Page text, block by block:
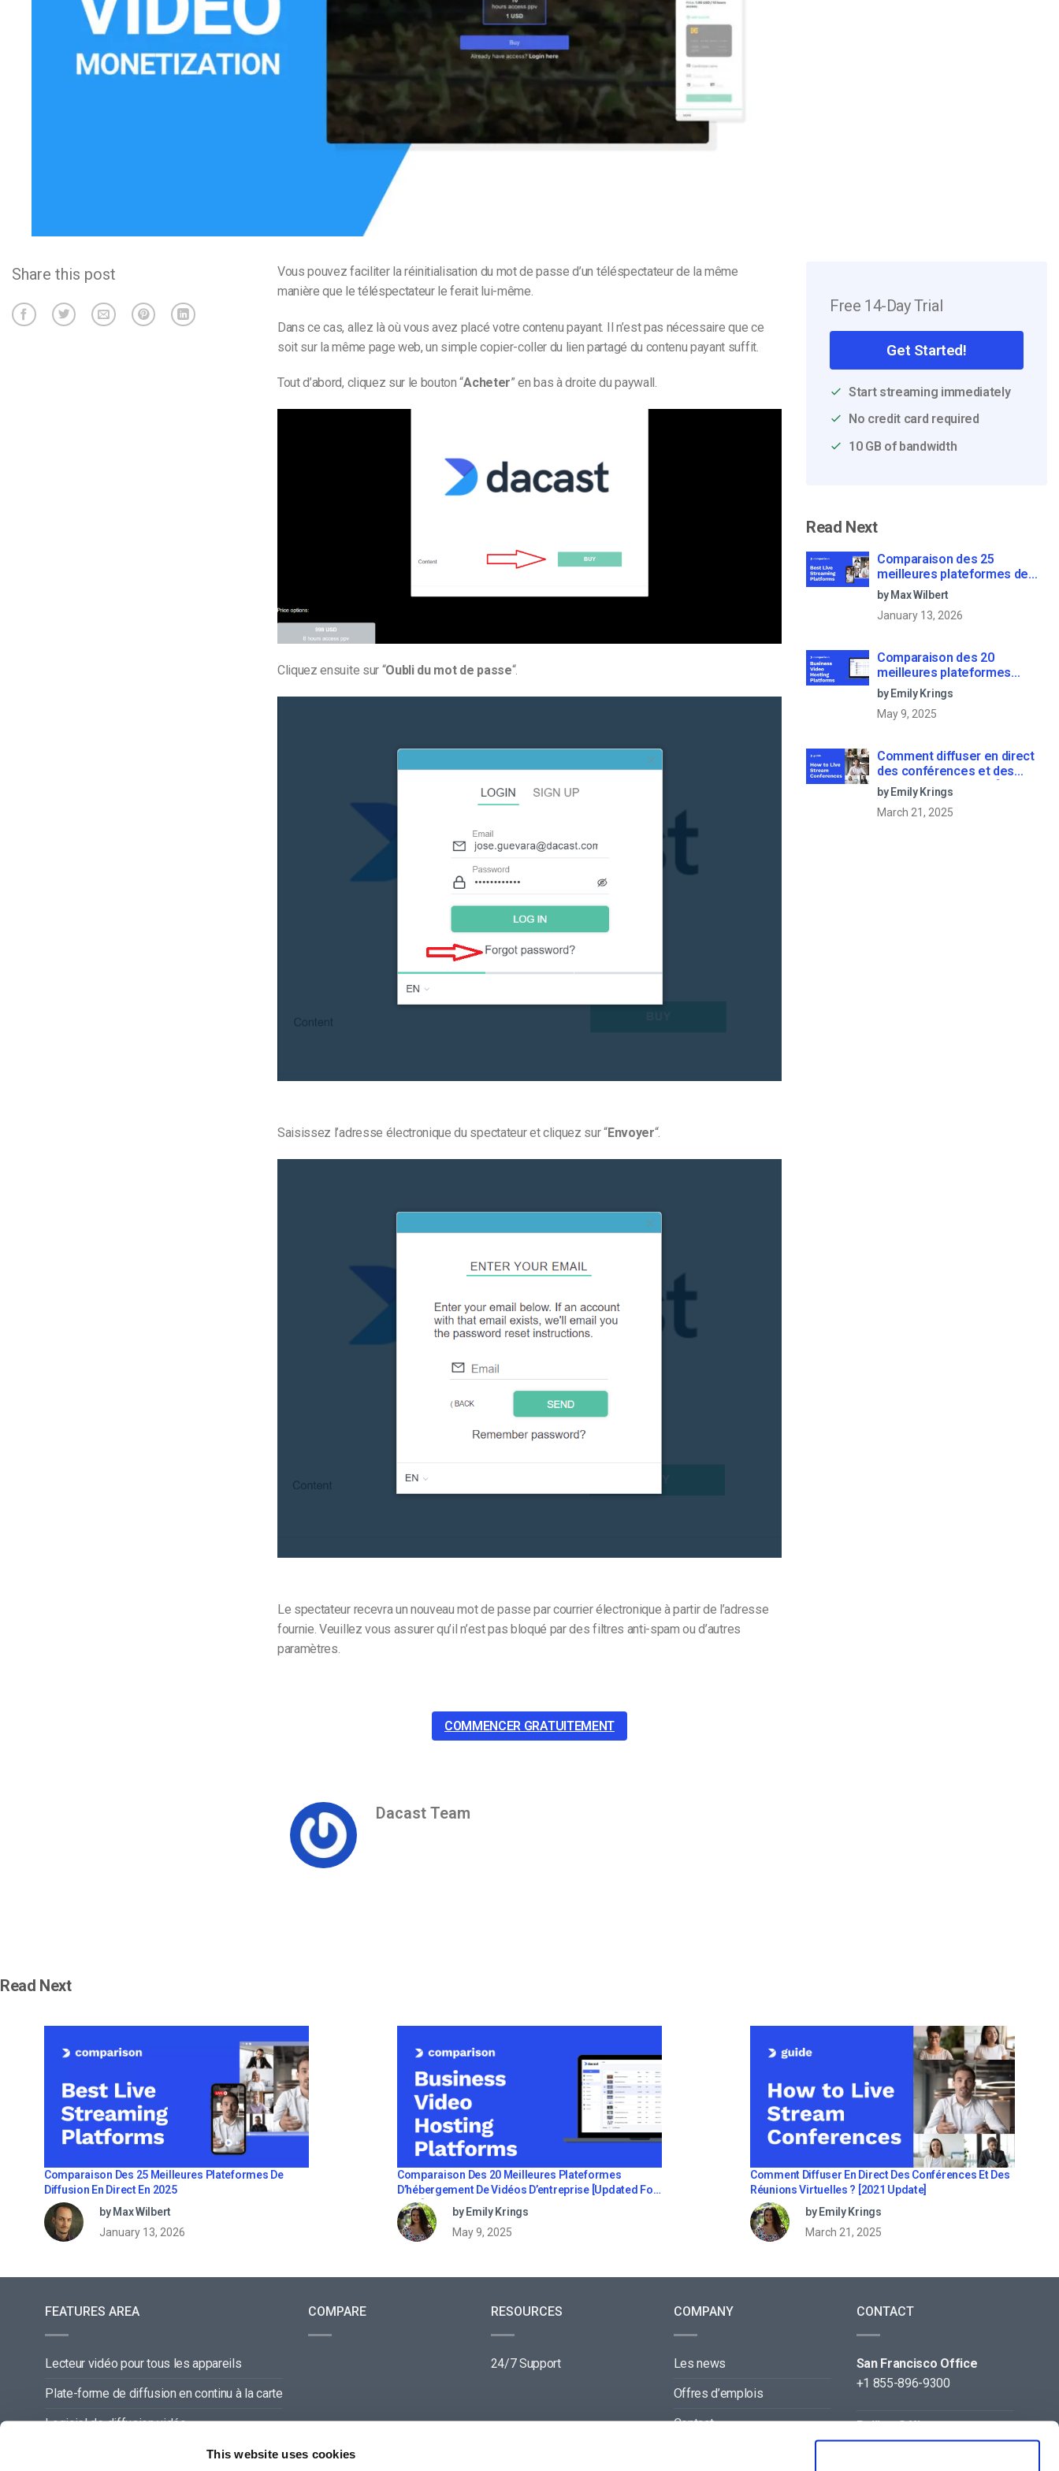
This website uses cookies
CMS vidéo
Confidentialité et sécurité
Monétisation vidéo
Marketing vidéo
d’apprentissage en ligne
Share this post
Vous pouvez faciliter la réinitialisation du mot de passe d’un téléspectateur de la même
manière que le téléspectateur le ferait lui-même.
Dans ce cas, allez là où vous avez placé votre contenu payant. Il n’est pas nécessaire que ce
soit sur la même page web, un simple copier-coller du lien partagé du contenu payant suffit.
Tout d’abord, cliquez sur le bouton “Acheter” en bas à droite du paywall.
Cliquez ensuite sur “Oubli du mot de passe“.
Saisissez l’adresse électronique du spectateur et cliquez sur “Envoyer“.
Le spectateur recevra un nouveau mot de passe par courrier électronique à partir de l’adresse
fournie. Veuillez vous assurer qu’il n’est pas bloqué par des filtres anti-spam ou d’autres
paramètres.
COMMENCER GRATUITEMENT
Dacast Team
Free 14-Day Trial
Get Started!
Start streaming immediately
No credit card required
10 GB of bandwidth
Read Next
Comparaison des 25
meilleures plateformes de
diffusion en direct en 2025
by Max Wilbert
January 13, 2026
Comparaison des 20
meilleures plateformes
d’hébergement de vidéos
d’entreprise [Updated for
2022]
by Emily Krings
May 9, 2025
Comment diffuser en direct
des conférences et des
réunions virtuelles ? [2021
Update]
by Emily Krings
March 21, 2025
Read Next
Comparaison Des 25 Meilleures Plateformes De
Diffusion En Direct En 2025
by Max Wilbert
January 13, 2026
Comparaison Des 20 Meilleures Plateformes
D’hébergement De Vidéos D’entreprise [Updated For
2022]
by Emily Krings
May 9, 2025
Comment Diffuser En Direct Des Conférences Et Des
Réunions Virtuelles ? [2021 Update]
by Emily Krings
March 21, 2025
FEATURES AREA
Lecteur vidéo pour tous les appareils
Plate-forme de diffusion en continu à la carte
Logiciel de diffusion vidéo
COMPARE RESOURCES
24/7 Support
COMPANY
Les news
Offres d’emplois
Contact
CONTACT
San Francisco Office
+1 855-896-9300
Beijing Office
+86 105-123-5043